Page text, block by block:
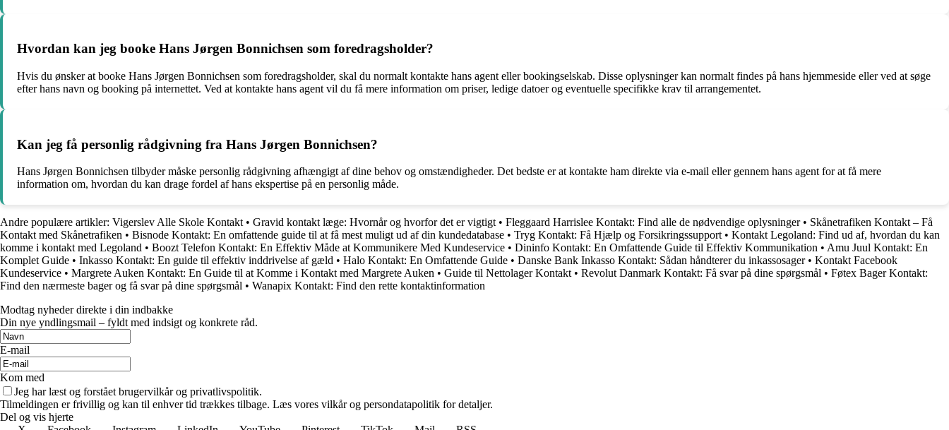
Hvordan kan jeg booke Hans Jørgen Bonnichsen som foredragsholder?
Hvis du ønsker at booke Hans Jørgen Bonnichsen som foredragsholder, skal du normalt kontakte hans agent eller bookingselskab. Disse oplysninger kan normalt findes på hans hjemmeside eller ved at søge
efter hans navn og booking på internettet. Ved at kontakte hans agent vil du få mere information om priser, ledige datoer og eventuelle specifikke krav til arrangementet.
Kan jeg få personlig rådgivning fra Hans Jørgen Bonnichsen?
Hans Jørgen Bonnichsen tilbyder måske personlig rådgivning afhængigt af dine behov og omstændigheder. Det bedste er at kontakte ham direkte via e-mail eller gennem hans agent for at få mere
information om, hvordan du kan drage fordel af hans ekspertise på en personlig måde.
Andre populære artikler: Vigerslev Alle Skole Kontakt• Gravid kontakt læge: Hvornår og hvorfor det er vigtigt• Fleggaard Harrislee Kontakt: Find alle de nødvendige oplysninger• Skånetrafiken Kontakt – Få
Kontakt med Skånetrafiken • Bisnode Kontakt: En omfattende guide til at få mest muligt ud af din kundedatabase • Tryg Kontakt: Få Hjælp og Forsikringssupport• Kontakt Legoland: Find ud af, hvordan du kan
komme i kontakt med Legoland • Boozt Telefon Kontakt: En Effektiv Måde at Kommunikere Med Kundeservice • Dininfo Kontakt: En Omfattende Guide til Effektiv Kommunikation • Amu Juul Kontakt: En
Komplet Guide • Inkasso Kontakt: En guide til effektiv inddrivelse af gæld • Halo Kontakt: En Omfattende Guide • Danske Bank Inkasso Kontakt: Sådan håndterer du inkassosager• Kontakt Facebook
Kundeservice • Margrete Auken Kontakt: En Guide til at Komme i Kontakt med Margrete Auken • Guide til Nettolager Kontakt• Revolut Danmark Kontakt: Få svar på dine spørgsmål • Føtex Bager Kontakt:
Find den nærmeste bager og få svar på dine spørgsmål • Wanapix Kontakt: Find den rette kontaktinformation
Modtag nyheder direkte i din indbakke
Din nye yndlingsmail – fyldt med indsigt og konkrete råd.
E-mail
Kom med
Jeg har læst og forstået brugervilkår og privatlivspolitik.
Tilmeldingen er frivillig og kan til enhver tid trækkes tilbage. Læs vores vilkår og persondatapolitik for detaljer.
Del og vis hjerte